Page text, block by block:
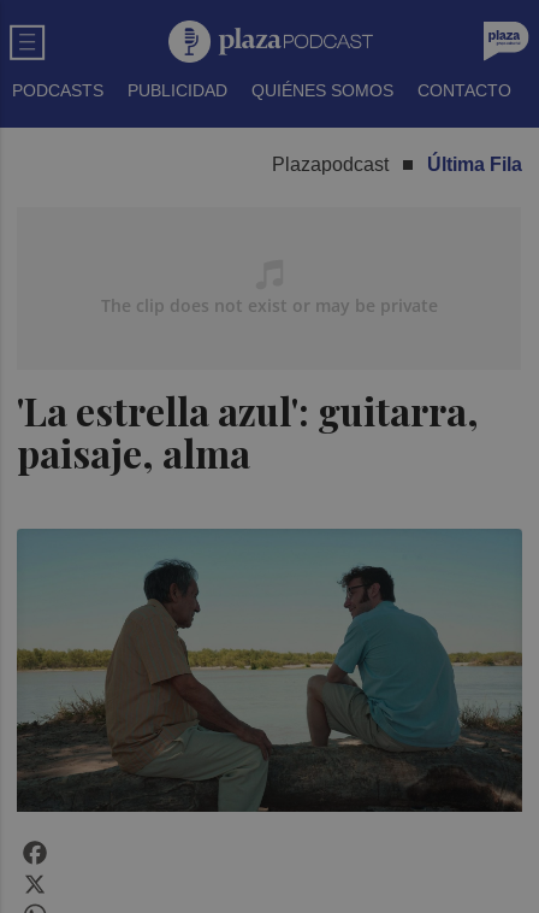
PODCASTS PUBLICIDAD QUIÉNES SOMOS CONTACTO
Plazapodcast Última Fila
'La estrella azul': guitarra,
paisaje, alma